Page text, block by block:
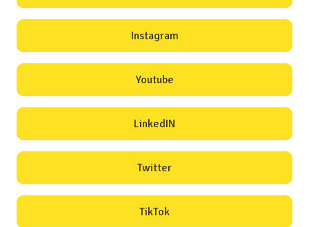
Instagram
Youtube
LinkedIN
Twitter
TikTok